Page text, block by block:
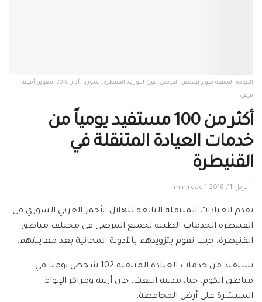
العيادة المتنقلة تقوم بفحص المرضى. عين النورية، القنيطرة، سوريا. آذار 2016. تصوير: أميمة
مرعي
أكثر من 100 مستفيد يومياً من
خدمات العيادة المتنقلة في
القنيطرة
أبريل 11, 2016 1 min read
تقدم العيادات المتنقلة التابعة للهلال الأحمر العربي السوري في
القنيطرة الخدمات الطبية لجميع المرضى في مختلف مناطق
القنيطرة، حيث تقوم بتزويدهم بالأدوية المجانية بعد معاينتهم.
يستفيد من خدمات العيادة المتنقلة 102 شخص يوميا في
مناطق الكوم، جبا، مدينة البعث، خان أرنبه ومراكز الإيواء
المنتشرة على أرض المحافظة.